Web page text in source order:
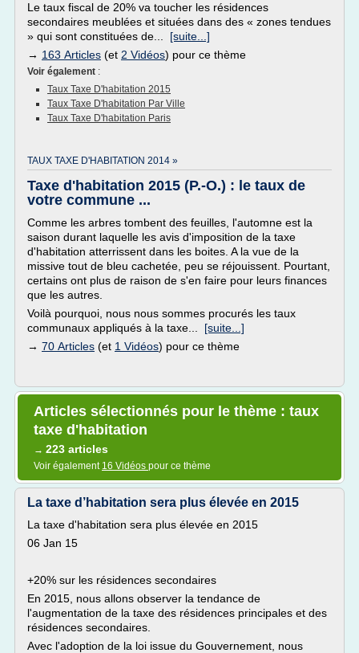
Le taux fiscal de 20% va toucher les résidences
secondaires meublées et situées dans des « zones tendues
» qui sont constituées de... [suite...]
→ 163 Articles (et 2 Vidéos) pour ce thème
Voir également :
Taux Taxe D'habitation 2015
Taux Taxe D'habitation Par Ville
Taux Taxe D'habitation Paris
TAUX TAXE D'HABITATION 2014 »
Taxe d'habitation 2015 (P.-O.) : le taux de
votre commune ...
Comme les arbres tombent des feuilles, l'automne est la
saison durant laquelle les avis d'imposition de la taxe
d'habitation atterrissent dans les boites. A la vue de la
missive tout de bleu cachetée, peu se réjouissent. Pourtant,
certains ont plus de raison de s'en faire pour leurs finances
que les autres.
Voilà pourquoi, nous nous sommes procurés les taux
communaux appliqués à la taxe... [suite...]
→ 70 Articles (et 1 Vidéos) pour ce thème
Articles sélectionnés pour le thème : taux
taxe d'habitation
→ 223 articles
Voir également 16 Vidéos pour ce thème
La taxe d’habitation sera plus élevée en 2015
La taxe d'habitation sera plus élevée en 2015
06 Jan 15
+20% sur les résidences secondaires
En 2015, nous allons observer la tendance de
l'augmentation de la taxe des résidences principales et des
résidences secondaires.
Avec l'adoption de la loi issue du Gouvernement, nous